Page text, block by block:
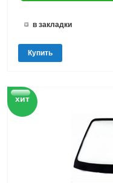
в закладки
Купить
хит